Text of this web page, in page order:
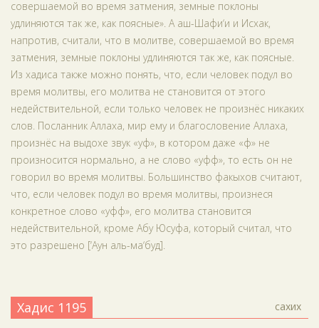
совершаемой во время затмения, земные поклоны
удлиняются так же, как поясные». А аш-Шафи‘и и Исхак,
напротив, считали, что в молитве, совершаемой во время
затмения, земные поклоны удлиняются так же, как поясные.
Из хадиса также можно понять, что, если человек подул во
время молитвы, его молитва не становится от этого
недействительной, если только человек не произнёс никаких
слов. Посланник Аллаха, мир ему и благословение Аллаха,
произнёс на выдохе звук «уф», в котором даже «ф» не
произносится нормально, а не слово «уфф», то есть он не
говорил во время молитвы. Большинство факыхов считают,
что, если человек подул во время молитвы, произнеся
конкретное слово «уфф», его молитва становится
недействительной, кроме Абу Юсуфа, который считал, что
это разрешено [‘Аун аль-ма‘буд].
Хадис 1195 сахих